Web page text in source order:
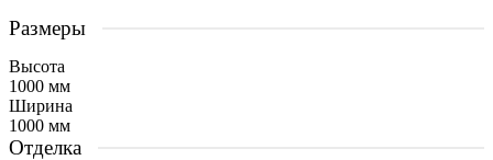
Размеры
Высота
1000 мм
Ширина
1000 мм
Отделка